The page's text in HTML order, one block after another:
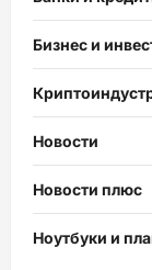
Бизнес и
Новости
Новости плюс
Ноутбуки и